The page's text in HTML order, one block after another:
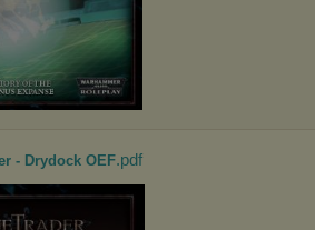
- Drydock OEF.pdf